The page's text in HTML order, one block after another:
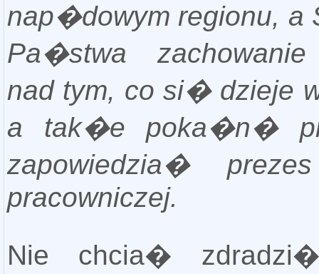
nap�dowym regionu, a
Pa�stwa
nad tym, co si� dzieje
a tak�e poka�n�
zapowiedzia�
pracowniczej.
Nie chcia�